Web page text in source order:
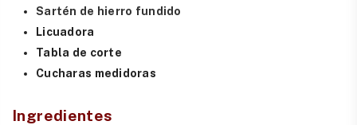
Sartén de hierro fundido
Licuadora
Tabla de corte
Cucharas medidoras
Ingredientes